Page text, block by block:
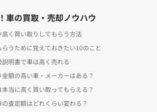
車の買取・売却ノウハウ
く買い取りしてもらう方法
うために覚えておきたい10のこと
明書で車は高く売れる
額の高い車・メーカーはある？
当に高く買い取ってもらえる？
査定額はどれくらい変わる？